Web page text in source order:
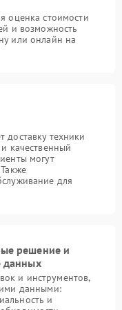
оценка стоимости
и возможность
или онлайн на
доставку техники
качественный
могут
для
решение и
данных
и инструментов,
данными:
и